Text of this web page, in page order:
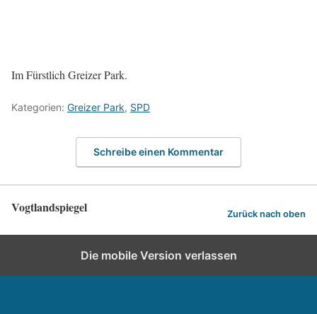
Im Fürstlich Greizer Park.
Kategorien: Greizer Park, SPD
Schreibe einen Kommentar
Vogtlandspiegel Zurück nach oben
Die mobile Version verlassen